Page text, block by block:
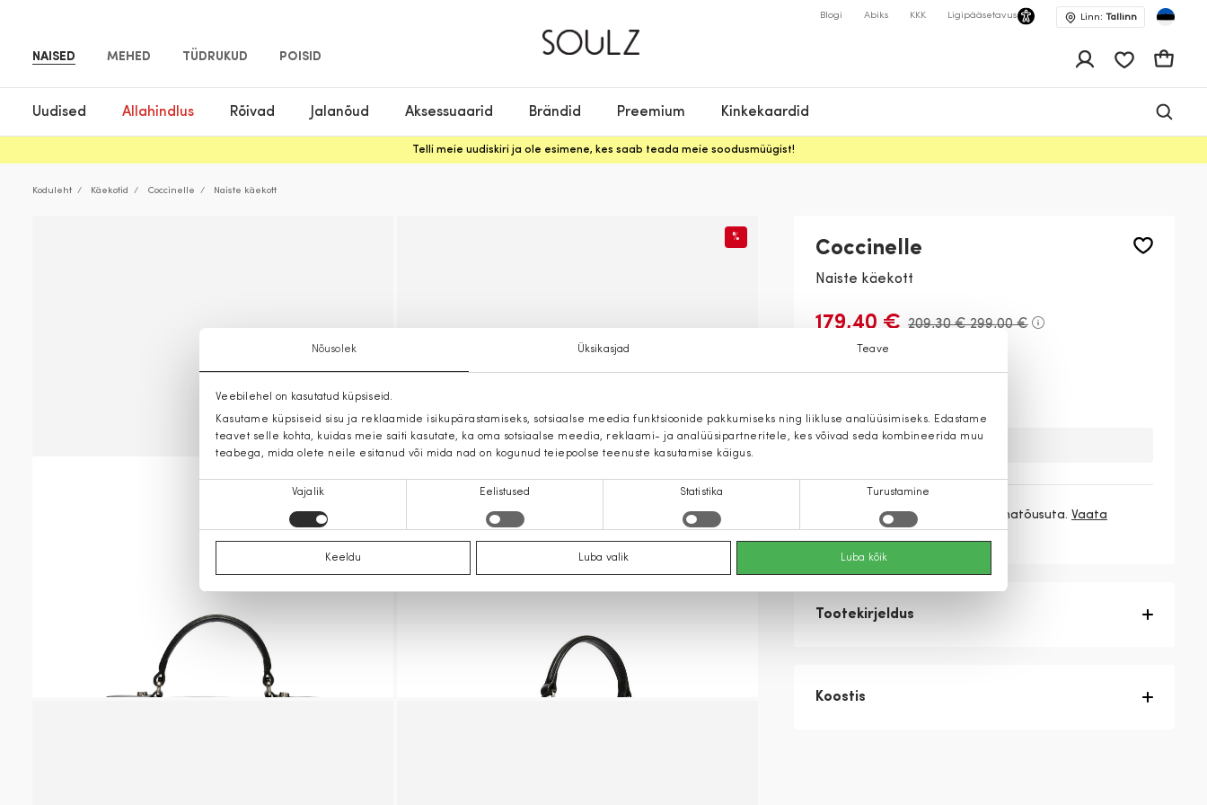
Nõusolek Üksikasjad Teave
Veebilehel on kasutatud küpsiseid.
Kasutame küpsiseid sisu ja reklaamide isikupärastamiseks, sotsiaalse meedia funktsioonide pakkumiseks ning liikluse analüüsimiseks. Edastame
teavet selle kohta, kuidas meie saiti kasutate, ka oma sotsiaalse meedia, reklaami- ja analüüsipartneritele, kes võivad seda kombineerida muu
teabega, mida olete neile esitanud või mida nad on kogunud teiepoolse teenuste kasutamise käigus.
Vajalik Eelistused Statistika Turustamine
Keeldu Luba valik Luba kõik
NAISED MEHED TÜDRUKUD POISID
Blogi Abiks KKK Ligipääsetavus Linn: Tallinn
Uudised Allahindlus Rõivad Jalanõud Aksessuaarid Brändid Preemium Kinkekaardid
Telli meie uudiskiri ja ole esimene, kes saab teada meie soodusmüügist!
Koduleht Käekotid Coccinelle Naiste käekott
%
Coccinelle
Naiste käekott
179,40 € 209,30 €299,00 €
59,80 € / kuu ilma hinnatõusuta. Vaata
rohkem
Tootekirjeldus
Koostis